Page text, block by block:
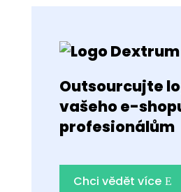
Outsourcujte
vašeho e-
profesionálům
Chci vědět více